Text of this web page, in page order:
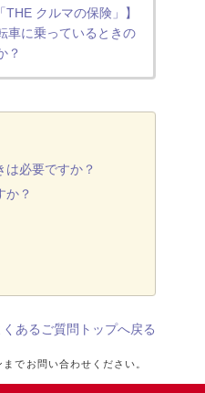
THE クルマの保険」】
車に乗っているときの
？
は必要ですか？
か？
あるご質問トップへ戻る
でお問い合わせください。